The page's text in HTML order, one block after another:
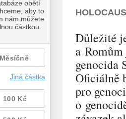
Důležité
a
genocida
Oficiálně
pro
o